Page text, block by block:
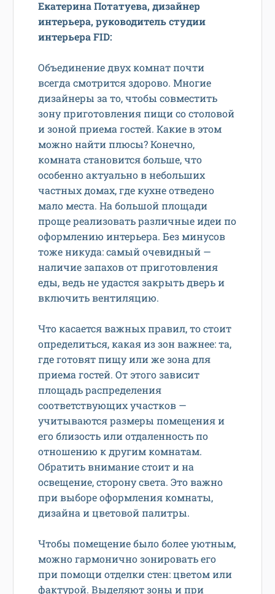
Екатерина Потатуева, дизайнер
интерьера, руководитель студии
интерьера FID:
Объединение двух комнат почти
всегда смотрится здорово. Многие
дизайнеры за то, чтобы совместить
зону приготовления пищи со столовой
и зоной приема гостей. Какие в этом
можно найти плюсы? Конечно,
комната становится больше, что
особенно актуально в небольших
частных домах, где кухне отведено
мало места. На большой площади
проще реализовать различные идеи по
оформлению интерьера. Без минусов
тоже никуда: самый очевидный —
наличие запахов от приготовления
еды, ведь не удастся закрыть дверь и
включить вентиляцию.
Что касается важных правил, то стоит
определиться, какая из зон важнее: та,
где готовят пищу или же зона для
приема гостей. От этого зависит
площадь распределения
соответствующих участков —
учитываются размеры помещения и
его близость или отдаленность по
отношению к другим комнатам.
Обратить внимание стоит и на
освещение, сторону света. Это важно
при выборе оформления комнаты,
дизайна и цветовой палитры.
Чтобы помещение было более уютным,
можно гармонично зонировать его
при помощи отделки стен: цветом или
фактурой. Выделяют зоны и при